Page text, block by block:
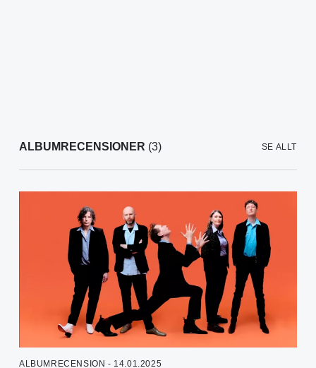
ALBUMRECENSIONER (3) SE ALLT
ALBUMRECENSION - 14.01.2025